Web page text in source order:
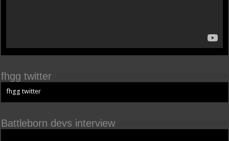
fhgg twitter
fhgg twitter
Battleborn devs interview